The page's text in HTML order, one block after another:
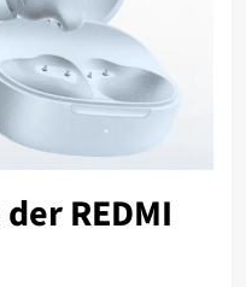
REDMI